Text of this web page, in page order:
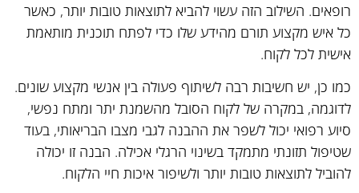
רופאים. השילוב הזה עשוי להביא לתוצאות טובות יותר, כאשר
כל איש מקצוע תורם מהידע שלו כדי לפתח תוכנית מותאמת
אישית לכל לקוח.
כמו כן, יש חשיבות רבה לשיתוף פעולה בין אנשי מקצוע שונים.
לדוגמה, במקרה של לקוח הסובל מהשמנת יתר ומתח נפשי,
סיוע רפואי יכול לשפר את ההבנה לגבי מצבו הבריאותי, בעוד
שטיפול תזונתי מתמקד בשינוי הרגלי אכילה. הבנה זו יכולה
להוביל לתוצאות טובות יותר ולשיפור איכות חיי הלקוח.